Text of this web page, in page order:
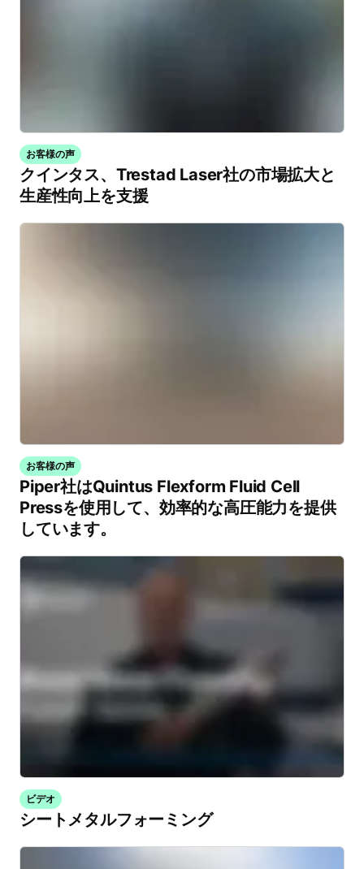
お客様の声
クインタス、Trestad Laser社の市場拡大と
生産性向上を支援
お客様の声
Piper社はQuintus Flexform Fluid Cell
Pressを使用して、効率的な高圧能力を提供
しています。
ビデオ
シートメタルフォーミング